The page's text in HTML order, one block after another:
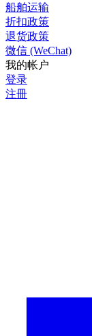
船舶运输
折扣政策
退货政策
微信 (WeChat)
我的帐户
登录
注冊